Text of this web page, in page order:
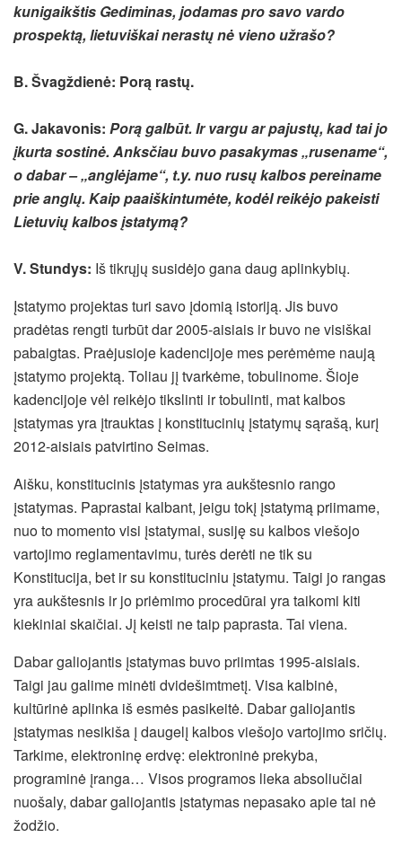
kunigaikštis Gediminas, jodamas pro savo vardo
prospektą, lietuviškai nerastų nė vieno užrašo?
B. Švagždienė: Porą rastų.
G. Jakavonis: Porą galbūt. Ir vargu ar pajustų, kad tai jo
įkurta sostinė. Anksčiau buvo pasakymas „rusename“,
o dabar – „anglėjame“, t.y. nuo rusų kalbos pereiname
prie anglų. Kaip paaiškintumėte, kodėl reikėjo pakeisti
Lietuvių kalbos įstatymą?
V. Stundys: Iš tikrųjų susidėjo gana daug aplinkybių.
Įstatymo projektas turi savo įdomią istoriją. Jis buvo
pradėtas rengti turbūt dar 2005-aisiais ir buvo ne visiškai
pabaigtas. Praėjusioje kadencijoje mes perėmėme naują
įstatymo projektą. Toliau jį tvarkėme, tobulinome. Šioje
kadencijoje vėl reikėjo tikslinti ir tobulinti, mat kalbos
įstatymas yra įtrauktas į konstitucinių įstatymų sąrašą, kurį
2012-aisiais patvirtino Seimas.
Aišku, konstitucinis įstatymas yra aukštesnio rango
įstatymas. Paprastai kalbant, jeigu tokį įstatymą priimame,
nuo to momento visi įstatymai, susiję su kalbos viešojo
vartojimo reglamentavimu, turės derėti ne tik su
Konstitucija, bet ir su konstituciniu įstatymu. Taigi jo rangas
yra aukštesnis ir jo priėmimo procedūrai yra taikomi kiti
kiekiniai skaičiai. Jį keisti ne taip paprasta. Tai viena.
Dabar galiojantis įstatymas buvo priimtas 1995-aisiais.
Taigi jau galime minėti dvidešimtmetį. Visa kalbinė,
kultūrinė aplinka iš esmės pasikeitė. Dabar galiojantis
įstatymas nesikiša į daugelį kalbos viešojo vartojimo sričių.
Tarkime, elektroninę erdvę: elektroninė prekyba,
programinė įranga… Visos programos lieka absoliučiai
nuošaly, dabar galiojantis įstatymas nepasako apie tai nė
žodžio.